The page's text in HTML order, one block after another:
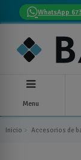
WhatsApp
Menu
Inicio Accesorios de